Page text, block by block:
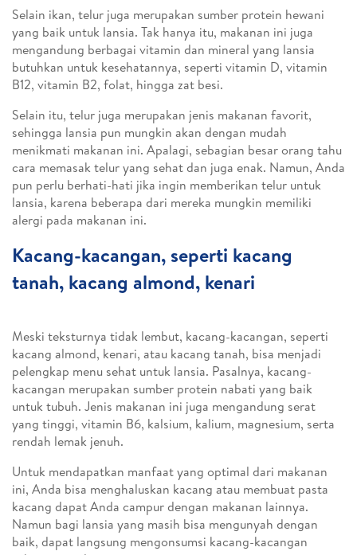
Selain ikan, telur juga merupakan sumber protein hewani
yang baik untuk lansia. Tak hanya itu, makanan ini juga
mengandung berbagai vitamin dan mineral yang lansia
butuhkan untuk kesehatannya, seperti vitamin D, vitamin
B12, vitamin B2, folat, hingga zat besi.
Selain itu, telur juga merupakan jenis makanan favorit,
sehingga lansia pun mungkin akan dengan mudah
menikmati makanan ini. Apalagi, sebagian besar orang tahu
cara memasak telur yang sehat dan juga enak. Namun, Anda
pun perlu berhati-hati jika ingin memberikan telur untuk
lansia, karena beberapa dari mereka mungkin memiliki
alergi pada makanan ini.
Kacang-kacangan, seperti kacang
tanah, kacang almond, kenari
Meski teksturnya tidak lembut, kacang-kacangan, seperti
kacang almond, kenari, atau kacang tanah, bisa menjadi
pelengkap menu sehat untuk lansia. Pasalnya, kacang-
kacangan merupakan sumber protein nabati yang baik
untuk tubuh. Jenis makanan ini juga mengandung serat
yang tinggi, vitamin B6, kalsium, kalium, magnesium, serta
rendah lemak jenuh.
Untuk mendapatkan manfaat yang optimal dari makanan
ini, Anda bisa menghaluskan kacang atau membuat pasta
kacang dapat Anda campur dengan makanan lainnya.
Namun bagi lansia yang masih bisa mengunyah dengan
baik, dapat langsung mengonsumsi kacang-kacangan